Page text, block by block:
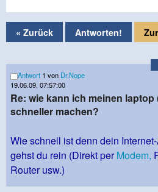
« Zurück Antworten!
Antwort 1 von Dr.Nope
19.06.09, 07:57:00
Re: wie kann ich meinen laptop
schneller machen?
Wie schnell ist denn dein
gehst du rein (Direkt perModem,
Router usw.)